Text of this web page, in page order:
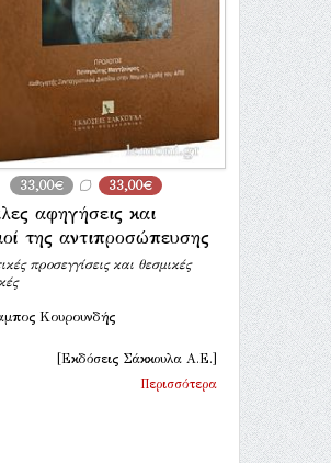
33,00€ 33,00€
αφηγήσεις και
της αντιπροσώπευσης
προσεγγίσεις και θεσμικές
Κουρουνδής
[Εκδόσεις Σάκκουλα Α.Ε.]
Περισσότερα